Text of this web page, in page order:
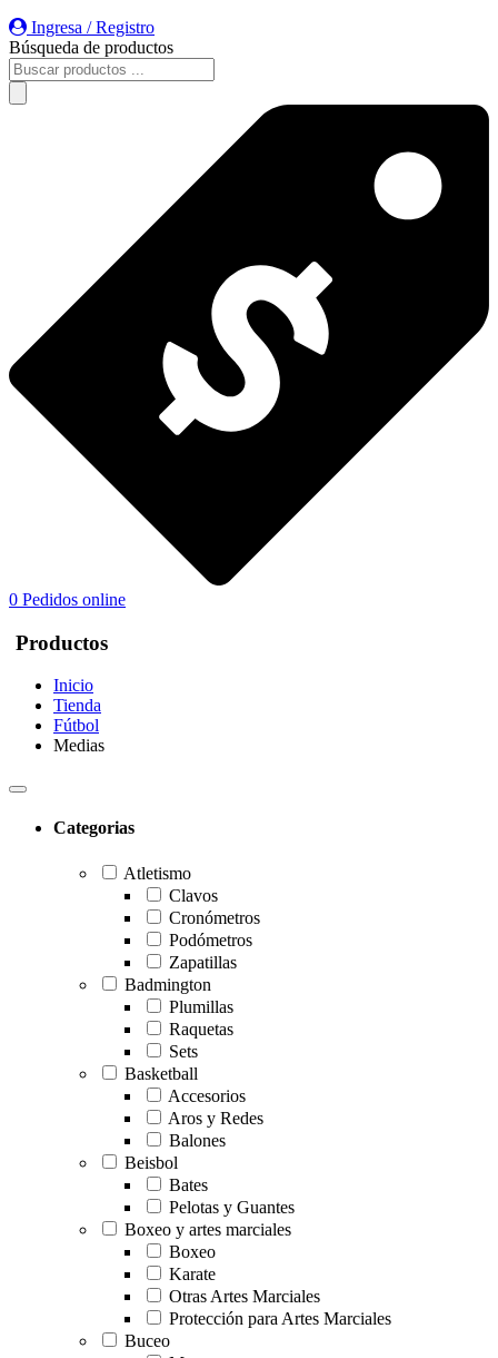
Ingresa / Registro
Búsqueda de productos
0 Pedidos online
Productos
Inicio
Tienda
Fútbol
Medias
Categorias
Atletismo
Clavos
Cronómetros
Podómetros
Zapatillas
Badmington
Plumillas
Raquetas
Sets
Basketball
Accesorios
Aros y Redes
Balones
Beisbol
Bates
Pelotas y Guantes
Boxeo y artes marciales
Boxeo
Karate
Otras Artes Marciales
Protección para Artes Marciales
Buceo